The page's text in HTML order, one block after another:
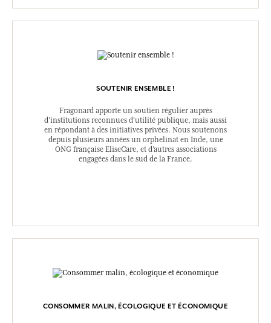
SOUTENIR ENSEMBLE !
Fragonard apporte un soutien régulier auprès
d’institutions reconnues d’utilité publique, mais aussi
en répondant à des initiatives privées. Nous soutenons
depuis plusieurs années un orphelinat en Inde, une
ONG française EliseCare, et d’autres associations
engagées dans le sud de la France.
CONSOMMER MALIN, ÉCOLOGIQUE ET ÉCONOMIQUE